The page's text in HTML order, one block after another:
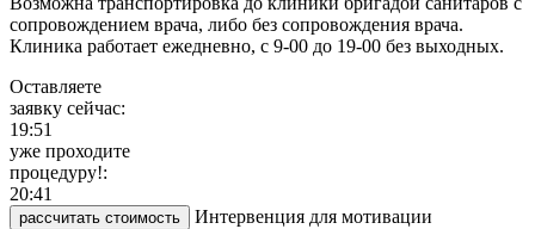
сопровождением врача, либо без сопровождения врача.
Клиника работает ежедневно, с 9-00 до 19-00 без выходных.
Оставляете
заявку сейчас:
19:51
уже проходите
процедуру!:
20:41
рассчитать стоимость
Интервенция для мотивации